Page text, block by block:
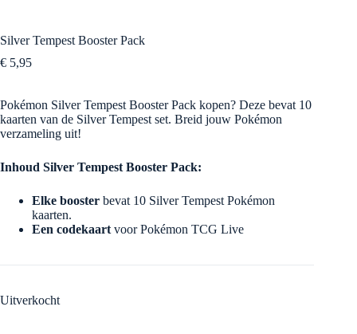
Silver Tempest Booster Pack
€ 5,95
Pokémon Silver Tempest Booster Pack kopen? Deze bevat 10
kaarten van de Silver Tempest set. Breid jouw Pokémon
verzameling uit!
Inhoud Silver Tempest Booster Pack:
Elke booster bevat 10 Silver Tempest Pokémon
kaarten.
Een codekaart voor Pokémon TCG Live
Uitverkocht